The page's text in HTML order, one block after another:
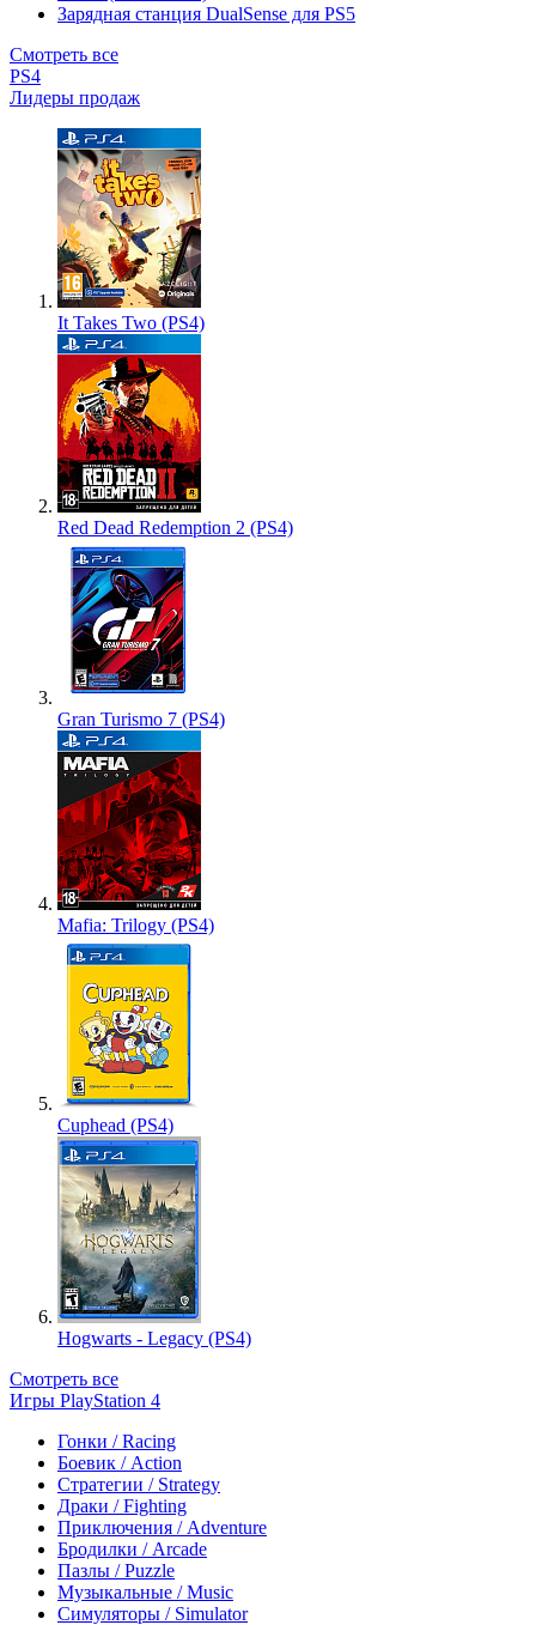
Зарядная станция DualSense для PS5
Смотреть все
PS4
Лидеры продаж
It Takes Two (PS4)
Red Dead Redemption 2 (PS4)
Gran Turismo 7 (PS4)
Mafia: Trilogy (PS4)
Cuphead (PS4)
Hogwarts - Legacy (PS4)
Смотреть все
Игры PlayStation 4
Гонки / Racing
Боевик / Action
Стратегии / Strategy
Драки / Fighting
Приключения / Adventure
Бродилки / Arcade
Пазлы / Puzzle
Музыкальные / Music
Симуляторы / Simulator